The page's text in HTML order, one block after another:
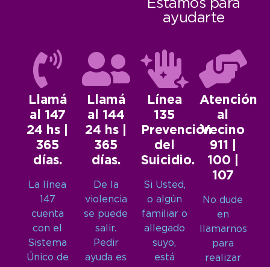
Estamos para
ayudarte
Llamá
al 147
24 hs |
365
días.
La línea
147
cuenta
con el
Sistema
Único de
Llamá
al 144
24 hs |
365
días.
De la
violencia
se puede
salir.
Pedir
ayuda es
Línea
135
Prevención
del
Suicidio.
Si Usted,
o algún
familiar o
allegado
suyo,
está
Atención
al
Vecino
911 |
100 |
107
No dude
en
llamarnos
para
realizar